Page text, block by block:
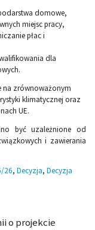
domowe,
miejsc pracy,
płac i
dla
na zrównoważonym
klimatycznej oraz
UE.
być uzależnione od
i zawierania
26, Decyzja, Decyzja
o projekcie